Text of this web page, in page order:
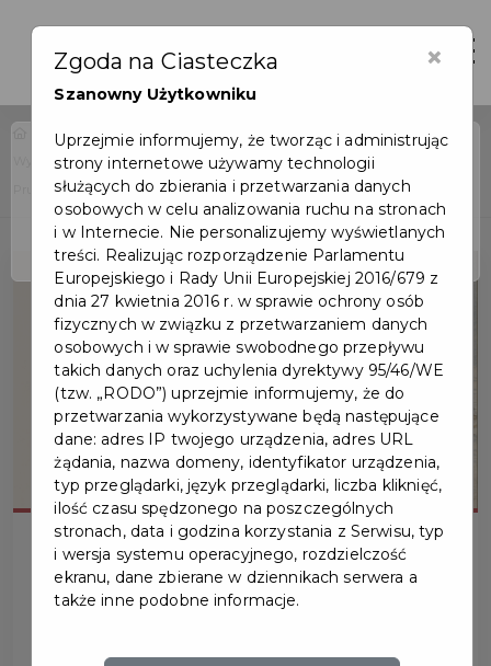
Home
Wydarzenia
Wykład dla mieszkańców pt. "Sport i rekreacja w sztuce" w MOPS w
Pruszczu GdańskimWydarzenie już się
zakończyło
×
Zgoda na Ciasteczka
Szanowny Użytkowniku
Uprzejmie informujemy, że tworząc i administrując
strony internetowe używamy technologii
służących do zbierania i przetwarzania danych
osobowych w celu analizowania ruchu na stronach
i w Internecie. Nie personalizujemy wyświetlanych
treści. Realizując rozporządzenie Parlamentu
Europejskiego i Rady Unii Europejskiej 2016/679 z
dnia 27 kwietnia 2016 r. w sprawie ochrony osób
fizycznych w związku z przetwarzaniem danych
osobowych i w sprawie swobodnego przepływu
takich danych oraz uchylenia dyrektywy 95/46/WE
(tzw. „RODO”) uprzejmie informujemy, że do
przetwarzania wykorzystywane będą następujące
dane: adres IP twojego urządzenia, adres URL
żądania, nazwa domeny, identyfikator urządzenia,
typ przeglądarki, język przeglądarki, liczba kliknięć,
ilość czasu spędzonego na poszczególnych
stronach, data i godzina korzystania z Serwisu, typ
i wersja systemu operacyjnego, rozdzielczość
ekranu, dane zbierane w dziennikach serwera a
także inne podobne informacje.